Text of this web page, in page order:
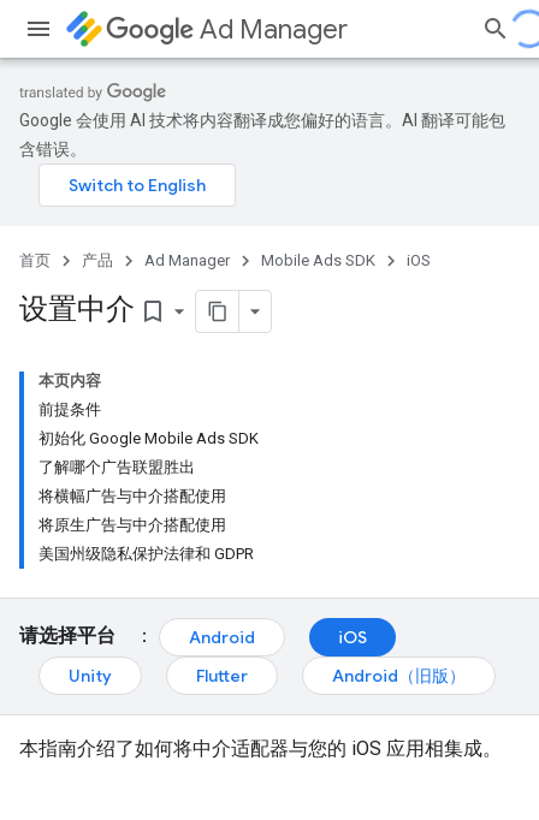
Ad Manager
Google 会使用 AI 技术将内容翻译成您偏好的语言。AI 翻译可能包
含错误。
首页 产品 Ad Manager Mobile Ads SDK iOS
设置中介 bookmark_border
本页内容
前提条件
初始化 Google Mobile Ads SDK
了解哪个广告联盟胜出
将横幅广告与中介搭配使用
将原生广告与中介搭配使用
美国州级隐私保护法律和 GDPR
请选择平台 ： Android
iOS
Unity
Flutter Android（旧版）
本指南介绍了如何将中介适配器与您的 iOS 应用相集成。